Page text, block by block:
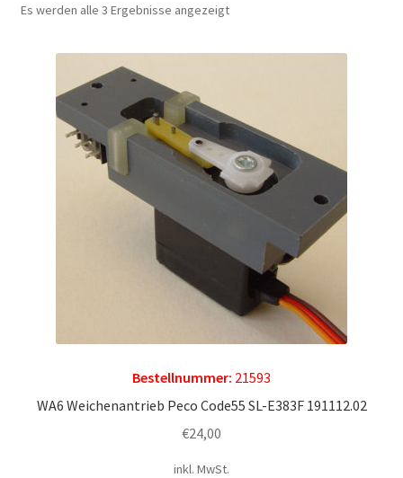
LokLift 2
Mein Konto
Es werden alle 3 Ergebnisse angezeigt
Bestellnummer: 21593
WA6 Weichenantrieb Peco Code55 SL-E383F 191112.02
€24,00
inkl. MwSt.